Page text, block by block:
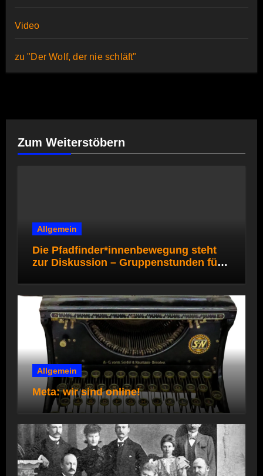
Video
zu "Der Wolf, der nie schläft"
Zum Weiterstöbern
Allgemein
Die Pfadfinder*innenbewegung steht
zur Diskussion – Gruppenstunden für
Allgemein
Meta: wir sind online!